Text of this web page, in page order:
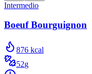
Intermedio
Boeuf Bourguignon
876 kcal
52g